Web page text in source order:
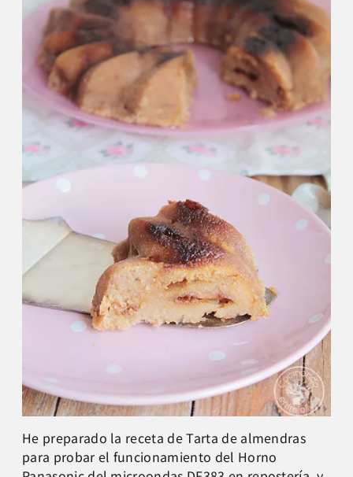
He preparado la receta de Tarta de almendras
para probar el funcionamiento del Horno